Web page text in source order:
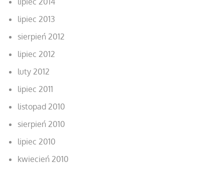
lipiec 2013
sierpień 2012
lipiec 2012
luty 2012
lipiec 2011
listopad 2010
sierpień 2010
lipiec 2010
kwiecień 2010